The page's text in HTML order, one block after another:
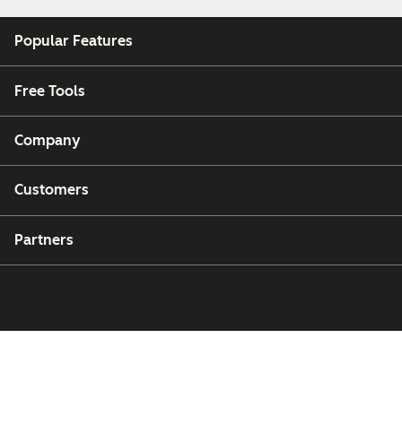
Popular Features
Free Tools
Company
Customers
Partners